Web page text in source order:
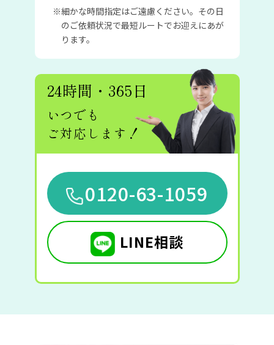
細かな時間指定はご遠慮ください。その日
のご依頼状況で最短ルートでお迎えにあが
ります。
24時間・365日
いつでも
ご対応します！
0120-63-1059
LINE相談